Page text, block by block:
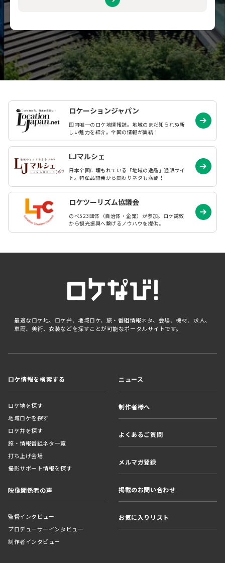
ロケーションジャパン
国内唯一のロケ地情報誌。地域のまだ知られぬ新
しい魅力を紹介。全国の情報が集結！
LJマルシェ
日本全国に埋もれている「地域の逸品」通販サイ
ト。特産品開発から関わりネタも満載！
ロケツーリズム協議会
のべ523団体（自治体・企業）が参加。ロケ誘致
から観光振興へ繋げるノウハウを提供。
最適なロケ地、ロケ弁、地域ロケ、旅・番組情報ネタ、会場、機材、求人、
車両、美術、衣装などを探すことが可能なポータルサイトです。
ロケ情報を検索する
ロケ地を探す
地域ロケを探す
ロケ弁を探す
旅・情報番組ネタ一覧
打ち上げ会場
撮影サポート情報を探す
映像関係者の声
監督インタビュー
プロデューサーインタビュー
制作者インタビュー
ニュース
制作者様へ
よくあるご質問
メルマガ登録
掲載のお問い合わせ
お気に入りリスト